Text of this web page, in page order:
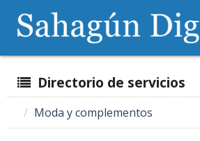
Directorio de servicios
Moda y complementos